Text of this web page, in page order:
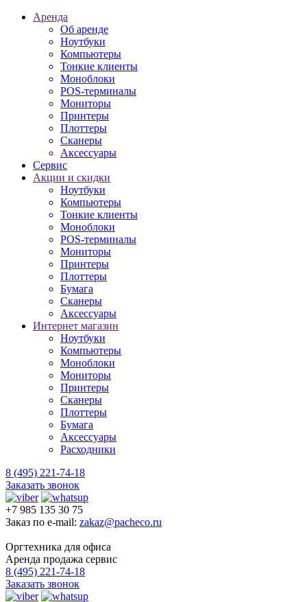
Аренда
Об аренде
Ноутбуки
Компьютеры
Тонкие клиенты
Моноблоки
POS-терминалы
Мониторы
Принтеры
Плоттеры
Сканеры
Аксессуары
Сервис
Акции и скидки
Ноутбуки
Компьютеры
Тонкие клиенты
Моноблоки
POS-терминалы
Мониторы
Принтеры
Плоттеры
Бумага
Сканеры
Аксессуары
Интернет магазин
Ноутбуки
Компьютеры
Моноблоки
Мониторы
Принтеры
Сканеры
Плоттеры
Бумага
Аксессуары
Расходники
8 (495) 221-74-18
Заказать звонок
+7 985 135 30 75
Заказ по e-mail: zakaz@pacheco.ru
Оргтехника для офиса
Аренда продажа сервис
8 (495) 221-74-18
Заказать звонок